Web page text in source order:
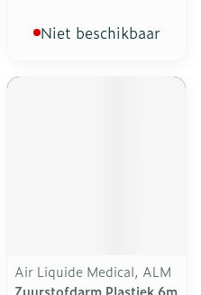
Niet beschikbaar
Air Liquide Medical, ALM
Zuurstofdarm Plastiek 6m